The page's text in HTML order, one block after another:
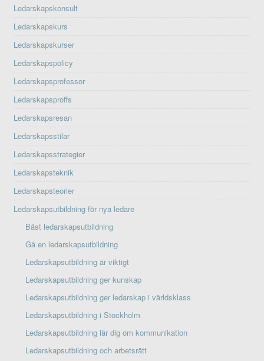
Ledarskapskonsult
Ledarskapskurs
Ledarskapskurser
Ledarskapspolicy
Ledarskapsprofessor
Ledarskapsproffs
Ledarskapsresan
Ledarskapsstilar
Ledarskapsstrategier
Ledarskapsteknik
Ledarskapsteorier
Ledarskapsutbildning för nya ledare
Bäst ledarskapsutbildning
Gå en ledarskapsutbildning
Ledarskapsutbildning är viktigt
Ledarskapsutbildning ger kunskap
Ledarskapsutbildning ger ledarskap i världsklass
Ledarskapsutbildning i Stockholm
Ledarskapsutbildning lär dig om kommunikation
Ledarskapsutbildning och arbetsrätt